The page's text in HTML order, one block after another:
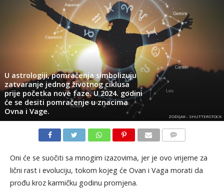
U astrologiji, pomračenja simbolizuju
zatvaranje jednog životnog ciklusa
prije početka nove faze. U 2024. godini
će se desiti pomračenje u znacima
Ovna i Vage.
ZODIJAK - SHUTTERSTOCK
Oni će se suočiti sa mnogim izazovima, jer je ovo vrijeme za
lični rast i evoluciju, tokom kojeg će Ovan i Vaga morati da
prođu kroz karmičku godinu promjena.